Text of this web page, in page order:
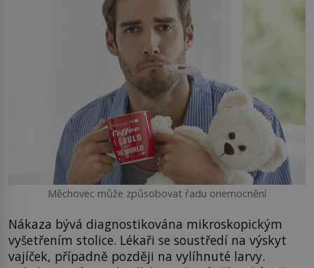
Měchovec může způsobovat řadu onemocnění
Nákaza bývá diagnostikována mikroskopickým
vyšetřením stolice. Lékaři se soustředí na výskyt
vajíček, případně později na vylíhnuté larvy.